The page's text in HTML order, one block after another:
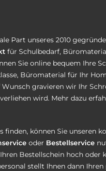
Part unseres 2010
für Schulbedarf,
Sie online bequem Ihre
Büromaterial für Ihr
gravieren wir Ihr
wird. Mehr dazu
finden, können Sie unseren
oder Bestellservice
Bestellschein hoch oder
stellt Ihnen dann